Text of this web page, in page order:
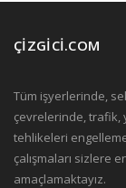
ÇİZGİCİ.COM
Tüm işyerlerinde,
çevrelerinde, trafik,
tehlikeleri
çalışmaları sizlere
amaçlamaktayız.